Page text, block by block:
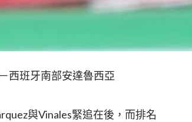
西班牙南部安達魯西亞
與Vinales緊追在後，而排名